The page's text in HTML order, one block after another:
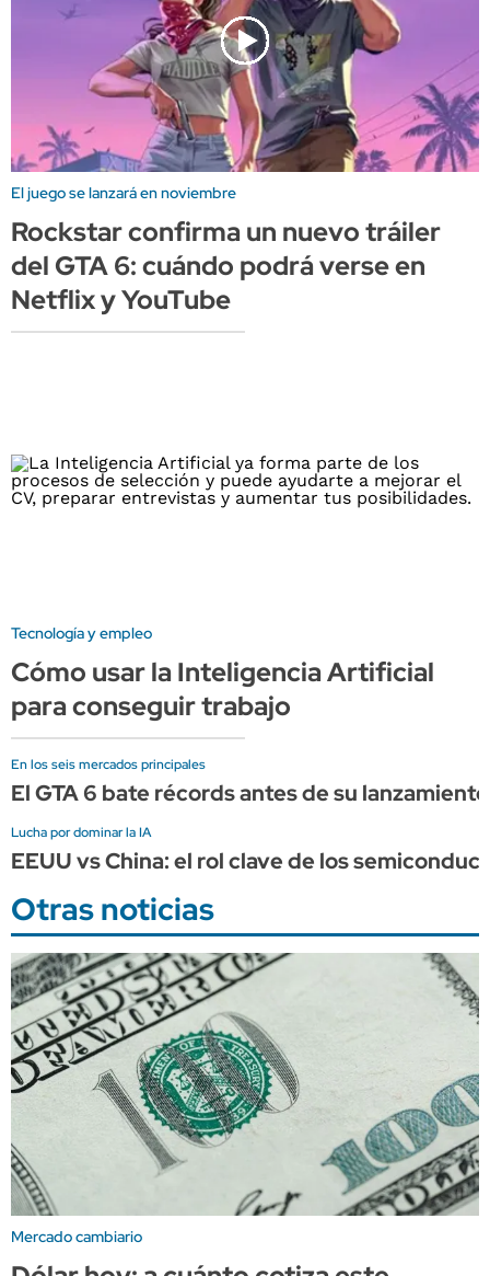
El juego se lanzará en noviembre
Rockstar confirma un nuevo tráiler
del GTA 6: cuándo podrá verse en
Netflix y YouTube
Tecnología y empleo
Cómo usar la Inteligencia Artificial
para conseguir trabajo
En los seis mercados principales
El GTA 6 bate récords antes de su
Lucha por dominar la IA
EEUU vs China: el rol clave de los
Otras noticias
Mercado cambiario